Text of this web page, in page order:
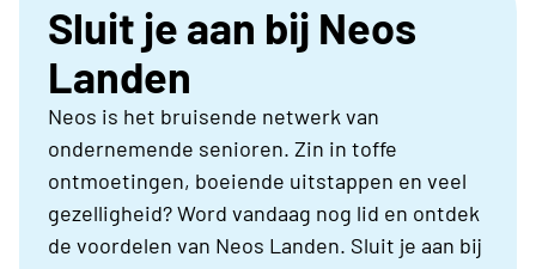
Sluit je aan bij Neos
Landen
Neos is het bruisende netwerk van
ondernemende senioren. Zin in toffe
ontmoetingen, boeiende uitstappen en veel
gezelligheid? Word vandaag nog lid en ontdek
de voordelen van Neos Landen. Sluit je aan bij